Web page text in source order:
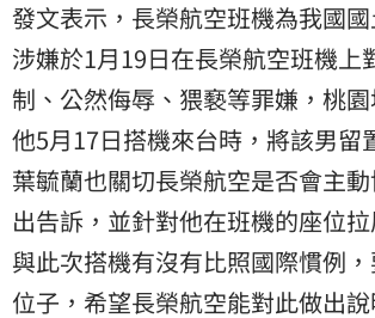
發文表示，長榮航空班機為我國
涉嫌於1月19日在長榮航空班機上
制、公然侮辱、猥褻等罪嫌，桃
他5月17日搭機來台時，將該男留
葉毓蘭也關切長榮航空是否會主
出告訴，並針對他在班機的座位拉
與此次搭機有沒有比照國際慣例
位子，希望長榮航空能對此做出說